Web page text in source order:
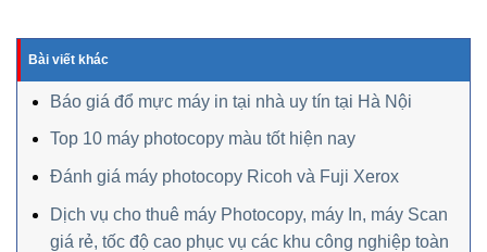
Bài viết khác
Báo giá đổ mực máy in tại nhà uy tín tại Hà Nội
Top 10 máy photocopy màu tốt hiện nay
Đánh giá máy photocopy Ricoh và Fuji Xerox
Dịch vụ cho thuê máy Photocopy, máy In, máy Scan
giá rẻ, tốc độ cao phục vụ các khu công nghiệp toàn